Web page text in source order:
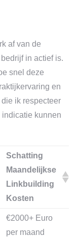
af van de
in actief is.
snel deze
en
ik respecteer
kunnen
Schatting
Maandelijkse
Linkbuilding
Kosten
€2000+ Euro
per maand